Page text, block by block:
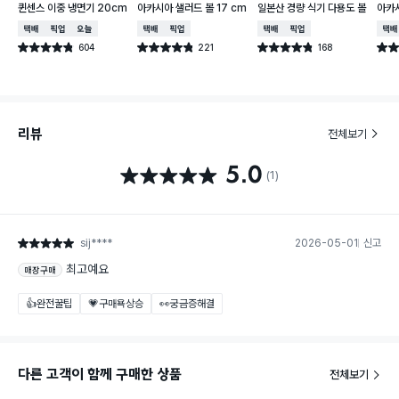
퀸센스 이중 냉면기 20cm
택배배송매장픽업오늘배송
별점 4.8점 604
건 작성
아카시아 샐러드 볼 17 cm
택배배송매장픽업
별점 4.8점 221
건 작성
일본산 경량 식기 다용도 볼
택배배송매장픽업
별점 4.8점 168
건 작성
아카
택배
별점
리뷰 전체보기
별점 5.0점 5.0 (1)
별점 5점 sij**** 2026-05-01 신고
매장구매 최고예요
👍완전꿀팁 💗구매욕상승 👀궁금증해결
다른 고객이 함께 구매한 상품 전체보기